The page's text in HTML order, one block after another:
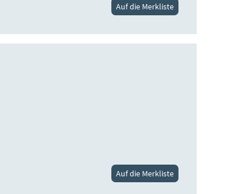
Auf die Merkliste
Auf die Merkliste